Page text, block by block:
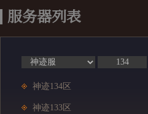
服务器列表
神迹134区
神迹133区